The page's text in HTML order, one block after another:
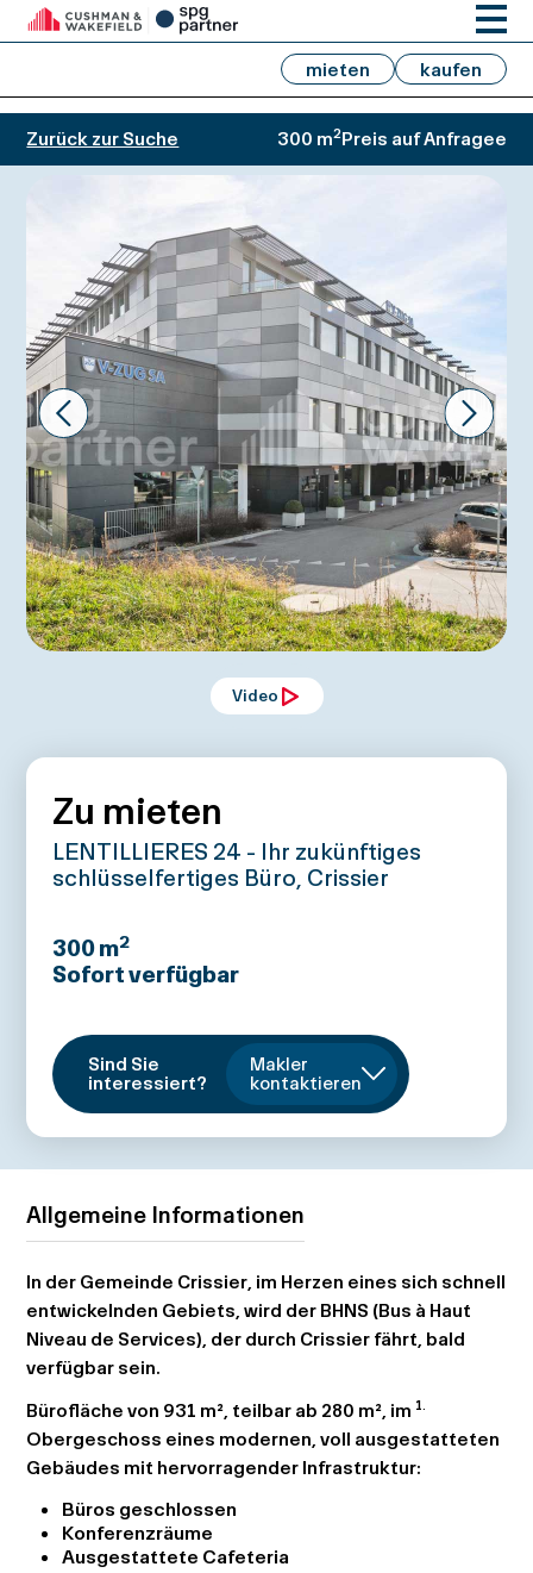
mieten kaufen
Zurück zur Suche 300 m2Preis auf Anfragee
Prev Next
Video
Zu mieten
LENTILLIERES 24 - Ihr zukünftiges
schlüsselfertiges Büro, Crissier
300m2
Sofort verfügbar
Sind Sie
interessiert?
Makler
kontaktieren
Allgemeine Informationen
In der Gemeinde Crissier, im Herzen eines sich schnell
entwickelnden Gebiets, wird der BHNS (Bus à Haut
Niveau de Services), der durch Crissier fährt, bald
verfügbar sein.
Bürofläche von 931 m², teilbar ab 280 m², im 1.
Obergeschoss eines modernen, voll ausgestatteten
Gebäudes mit hervorragender Infrastruktur:
Büros geschlossen
Konferenzräume
Ausgestattete Cafeteria